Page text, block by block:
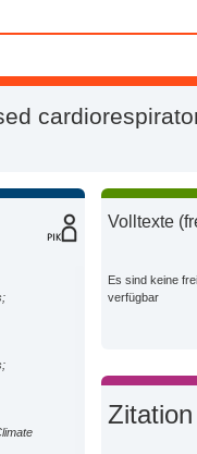
Volltexte
Es sind keine
verfügbar
Zitation